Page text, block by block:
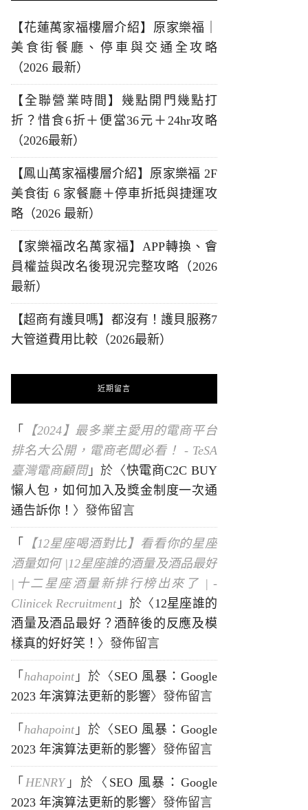
【花蓮萬家福樓層介紹】原家樂福｜
美食街餐廳、停車與交通全攻略
（2026 最新）
【全聯營業時間】幾點開門幾點打
折？惜食6折＋便當36元＋24hr攻略
（2026最新）
【鳳山萬家福樓層介紹】原家樂福 2F
美食街 6 家餐廳＋停車折抵與捷運攻
略（2026 最新）
【家樂福改名萬家福】APP轉換、會
員權益與改名後現況完整攻略（2026
最新）
【超商有護貝嗎】都沒有！護貝服務7
大管道費用比較（2026最新）
近期留言
「
【2024】最多業主愛用的電商平台
排名大公開，電商老闆必看！ - TeSA
臺灣電商顧問」於〈快電商C2C BUY
懶人包，如何加入及獎金制度一次通
通告訴你！ 〉發佈留言
「
【12星座喝酒對比】看看你的星座
酒量如何 |12星座誰的酒量及酒品最好
|十二星座酒量新排行榜出來了 | -
Clinicek Recruitment 」於〈 12星座誰的
酒量及酒品最好？酒醉後的反應及模
樣真的好好笑！ 〉發佈留言
「 hahapoint 」於〈 SEO 風暴：Google
2023 年演算法更新的影響〉發佈留言
「 hahapoint 」於〈 SEO 風暴：Google
2023 年演算法更新的影響〉發佈留言
「 HENRY」於〈 SEO 風暴：Google
2023 年演算法更新的影響〉發佈留言